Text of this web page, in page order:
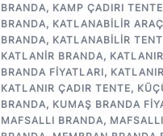
BRANDA, KAMP ÇADIRI
BRANDA, KATLANABILIR
BRANDA, KATLANABILIR
KATLANIR BRANDA,
BRANDA FIYATLARI,
KATLANIR ÇADIR TENTE,
BRANDA, KUMAŞ BRANDA
MAFSALLI BRANDA,